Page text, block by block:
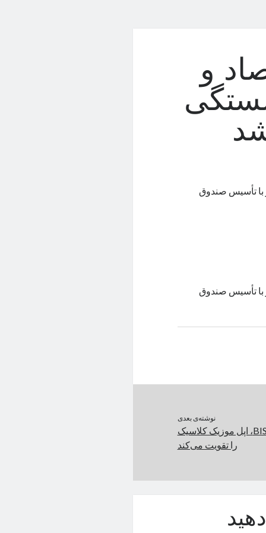
و
با تأسیس صندوق
با تأسیس صندوق
نوشته‌ی بعدی
نیم‌قرن تجربه‌ BIS Record، اپل موزیک کلاسیک
را تقویت می‌کند